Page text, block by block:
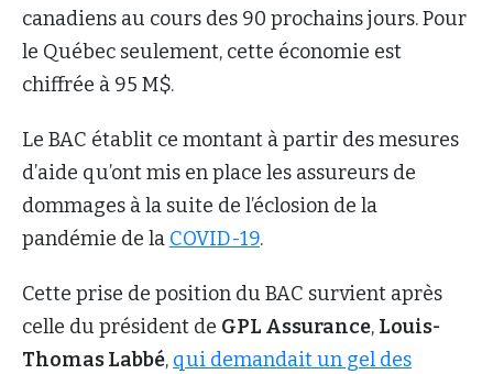
canadiens au cours des 90 prochains jours. Pour
le Québec seulement, cette économie est
chiffrée à 95 M$.
Le BAC établit ce montant à partir des mesures
d’aide qu’ont mis en place les assureurs de
dommages à la suite de l’éclosion de la
pandémie de la COVID-19.
Cette prise de position du BAC survient après
celle du président de GPL Assurance, Louis-
Thomas Labbé, qui demandait un gel des